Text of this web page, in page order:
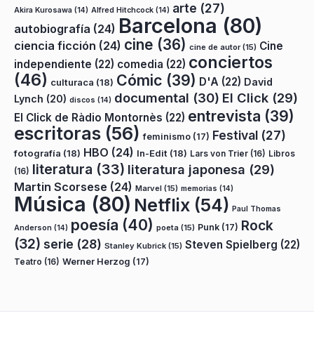
Akira Kurosawa (14) Alfred Hitchcock (14) arte (27)
autobiografía (24) Barcelona (80)
ciencia ficción (24) cine (36) cine de autor(15) Cine
independiente (22) comedia (22) conciertos
(46) culturaca (18) Cómic (39) D'A (22) David
Lynch (20) discos (14) documental (30) El Click (29)
El Click de Ràdio Montornès (22) entrevista (39)
escritoras (56) feminismo (17) Festival (27)
fotografía (18) HBO (24) In-Edit (18) Lars von Trier (16) Libros
(16) literatura (33) literatura japonesa (29)
Martin Scorsese (24) Marvel (15) memorias (14)
Música (80) Netflix (54) Paul Thomas
Anderson (14) poesía (40) poeta (15) Punk (17) Rock
(32) serie (28) Stanley Kubrick (15) Steven Spielberg (22)
Teatro (16) Werner Herzog (17)